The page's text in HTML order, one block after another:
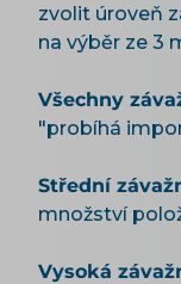
zvolit úroveň
na výběr ze 3
Všechny
"probíhá
Střední
množství
Vysoká